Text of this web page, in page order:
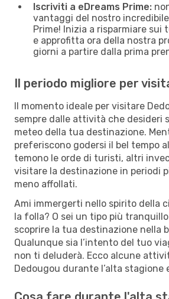
Iscriviti a eDreams Prime:
vantaggi del nostro
Prime! Inizia a risparmiare sui
e approfitta ora della nostra
giorni a partire dalla prima
Il periodo migliore per
Il momento ideale per visitare
sempre dalle attività che desideri
meteo della tua destinazione.
preferiscono godersi il bel tempo
temono le orde di turisti, altri
visitare la destinazione in periodi
meno affollati.
Ami immergerti nello spirito della
la folla? O sei un tipo più
scoprire la tua destinazione nella
Qualunque sia l’intento del tuo
non ti deluderà. Ecco alcune
Dedougou durante l’alta stagione